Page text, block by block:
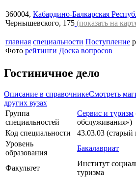
360004, Кабардино-Балкарская
Чернышевского, 175 (показать на
главная специальности Поступление
Фото рейтинги Доска вопросов
Гостиничное дело
Описание в справочникеСмотреть
других вузах
Группа
специальностей
Сервис и туризм
обслуживания»)
Код специальности
43.03.03 (старый
Уровень
образования
Бакалавриат
Факультет
Институт
туризма